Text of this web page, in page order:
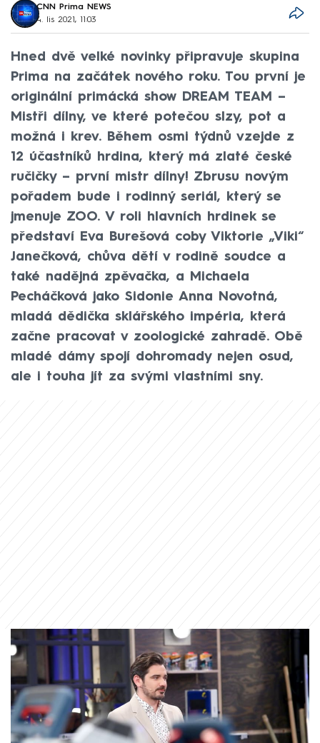
CNN Prima NEWS
4. lis 2021, 11:03
Hned dvě velké novinky připravuje skupina
Prima na začátek nového roku. Tou první je
originální primácká show DREAM TEAM –
Mistři dílny, ve které potečou slzy, pot a
možná i krev. Během osmi týdnů vzejde z
12 účastníků hrdina, který má zlaté české
ručičky – první mistr dílny! Zbrusu novým
pořadem bude i rodinný seriál, který se
jmenuje ZOO. V roli hlavních hrdinek se
představí Eva Burešová coby Viktorie „Viki“
Janečková, chůva dětí v rodině soudce a
také nadějná zpěvačka, a Michaela
Pecháčková jako Sidonie Anna Novotná,
mladá dědička sklářského impéria, která
začne pracovat v zoologické zahradě. Obě
mladé dámy spojí dohromady nejen osud,
ale i touha jít za svými vlastními sny.